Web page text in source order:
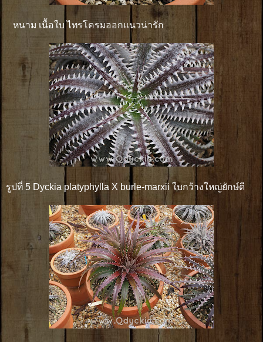
หนาม เนื้อใบ ไทรโครมออกแนวน่ารัก
รูปที่ 5 Dyckia platyphylla X burle-marxii ใบกว้างใหญ่ยักษ์ดี